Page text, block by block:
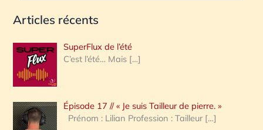
c
e
r
c
h
e
Articles récents
SuperFlux de l’été
C’est l’été… Mais […]
Épisode 17 // « Je suis Tailleur de pierre. »
Prénom : Lilian Profession : Tailleur […]